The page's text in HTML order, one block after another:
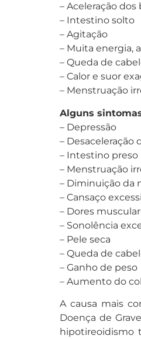
– Aceleração
– Intestino solto
– Agitação
– Muita energia,
– Queda de
– Calor e suor
– Menstruação
Alguns
– Depressão
– Desaceleração
– Intestino preso
– Menstruação
– Diminuição da
– Cansaço
– Dores
– Sonolência
– Pele seca
– Queda de
– Ganho de peso
– Aumento do
A causa mais
Doença de
hipotireoidismo